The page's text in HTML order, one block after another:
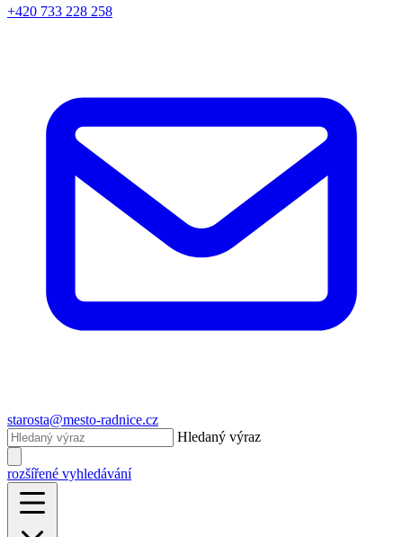
+420 733 228 258
starosta@mesto-radnice.cz
Hledaný výraz
rozšířené vyhledávání